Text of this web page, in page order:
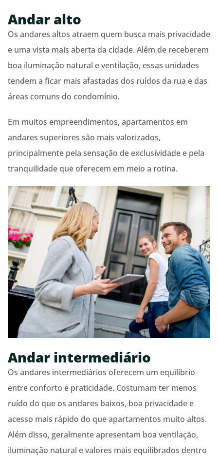
Andar alto
Os andares altos atraem quem busca mais privacidade
e uma vista mais aberta da cidade. Além de receberem
boa iluminação natural e ventilação, essas unidades
tendem a ficar mais afastadas dos ruídos da rua e das
áreas comuns do condomínio.
Em muitos empreendimentos, apartamentos em
andares superiores são mais valorizados,
principalmente pela sensação de exclusividade e pela
tranquilidade que oferecem em meio a rotina.
Andar intermediário
Os andares intermediários oferecem um equilíbrio
entre conforto e praticidade. Costumam ter menos
ruído do que os andares baixos, boa privacidade e
acesso mais rápido do que apartamentos muito altos.
Além disso, geralmente apresentam boa ventilação,
iluminação natural e valores mais equilibrados dentro